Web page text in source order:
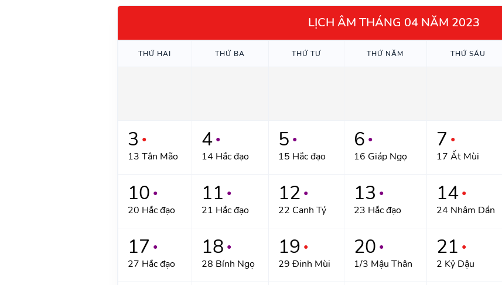
LỊCH ÂM THÁNG 04 NĂM 2023
THỨ HAI THỨ BA THỨ TƯ THỨ NĂM THỨ SÁU
3 ●
13 Tân Mão
4 ●
14 Hắc đạo
5 ●
15 Hắc đạo
6 ●
16 Giáp Ngọ
7 ●
17 Ất Mùi
10 ●
20 Hắc đạo
11 ●
21 Hắc đạo
12 ●
22 Canh Tý
13 ●
23 Hắc đạo
14 ●
24 Nhâm Dần
17 ●
27 Hắc đạo
18 ●
28 Bính Ngọ
19 ●
29 Đinh Mùi
20 ●
1/3 Mậu Thân
21 ●
2 Kỷ Dậu